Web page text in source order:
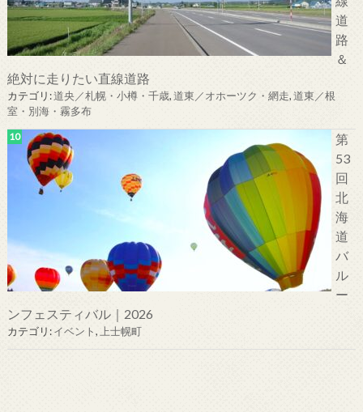
道
路
＆
絶対に走りたい直線道路
カテゴリ:道央／札幌・小樽・千歳,道東／オホーツク・網走,道東／根
室・別海・霧多布
第
53
回
北
海
道
バ
ル
ー
ンフェスティバル｜2026
カテゴリ:イベント, 上士幌町